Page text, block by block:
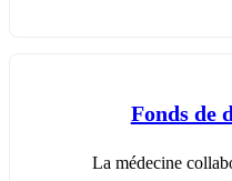
Fonds de
La médecine